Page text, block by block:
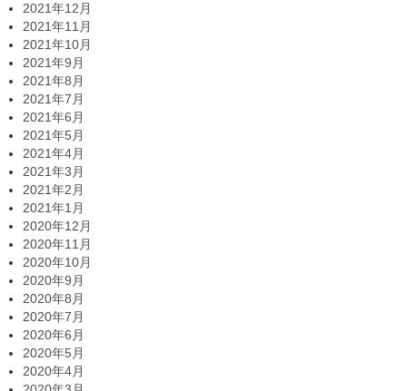
2021年12月
2021年11月
2021年10月
2021年9月
2021年8月
2021年7月
2021年6月
2021年5月
2021年4月
2021年3月
2021年2月
2021年1月
2020年12月
2020年11月
2020年10月
2020年9月
2020年8月
2020年7月
2020年6月
2020年5月
2020年4月